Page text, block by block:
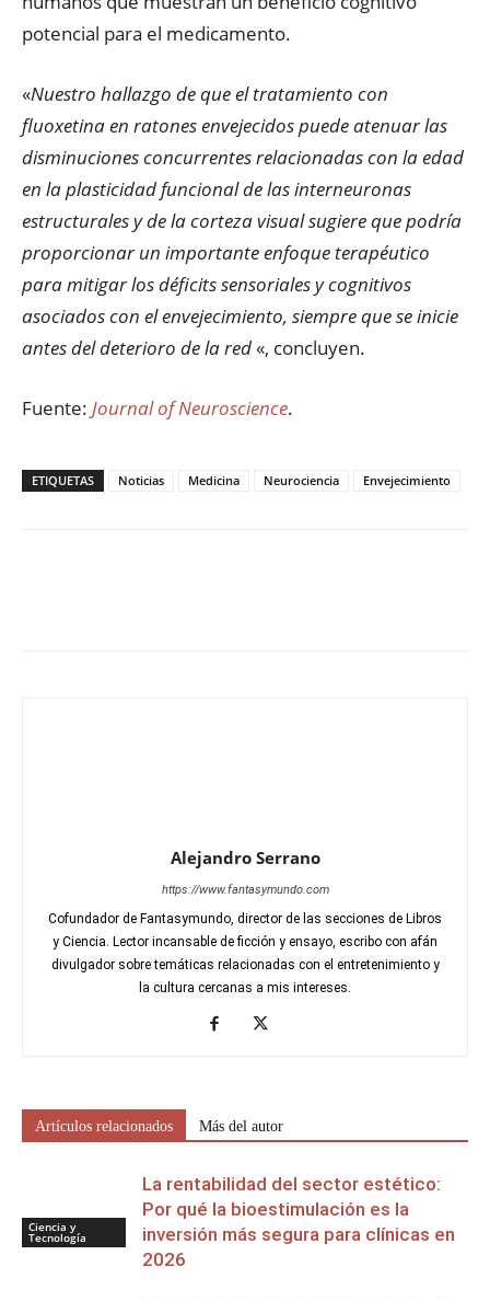
potencial para el medicamento.
«Nuestro hallazgo de que el tratamiento con
fluoxetina en ratones envejecidos puede atenuar las
disminuciones concurrentes relacionadas con la edad
en la plasticidad funcional de las interneuronas
estructurales y de la corteza visual sugiere que podría
proporcionar un importante enfoque terapéutico
para mitigar los déficits sensoriales y cognitivos
asociados con el envejecimiento, siempre que se inicie
antes del deterioro de la red«, concluyen.
Fuente: Journal of Neuroscience.
ETIQUETAS Noticias Medicina Neurociencia Envejecimiento
Alejandro Serrano
https://www.fantasymundo.com
Cofundador de Fantasymundo, director de las secciones de Libros
y Ciencia. Lector incansable de ficción y ensayo, escribo con afán
divulgador sobre temáticas relacionadas con el entretenimiento y
la cultura cercanas a mis intereses.
Artículos relacionados Más del autor
Ciencia y
Tecnología
La rentabilidad del sector estético:
Por qué la bioestimulación es la
inversión más segura para clínicas en
2026